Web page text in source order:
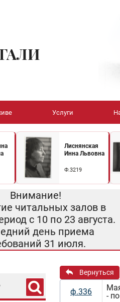
Услуги
Лиснянская
Инна Львовна
Ф.3219
Внимание!
читальных залов в
с 10 по 23 августа.
день приема
31 июля.
Вернуться
ф.336
-